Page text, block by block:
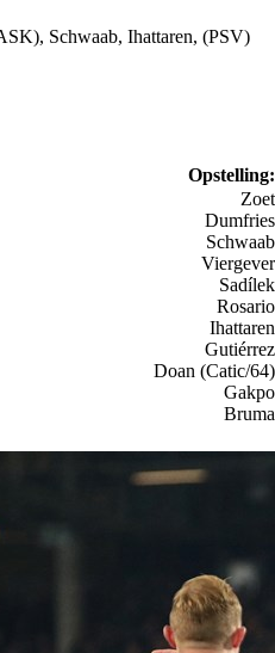
Schwaab, Ihattaren, (PSV)
Opstelling:
Zoet
Dumfries
Schwaab
Viergever
Sadílek
Rosario
Ihattaren
Gutiérrez
Doan (Catic/64)
Gakpo
Bruma